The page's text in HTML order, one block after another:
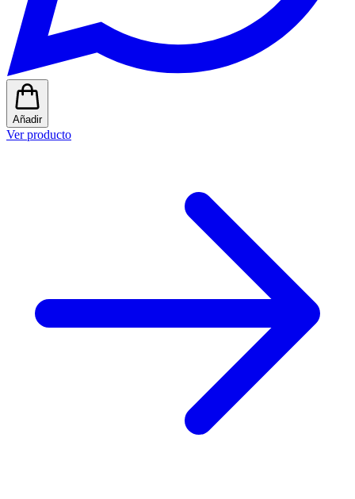
Añadir
Ver producto